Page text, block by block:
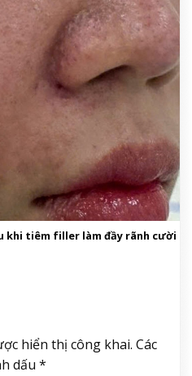
khi tiêm filler làm đầy rãnh cười
hiển thị công khai. Các
dấu *